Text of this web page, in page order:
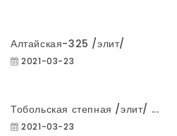
Алтайская-325 /элит/
2021-03-23
Тобольская степная /элит/ ...
2021-03-23